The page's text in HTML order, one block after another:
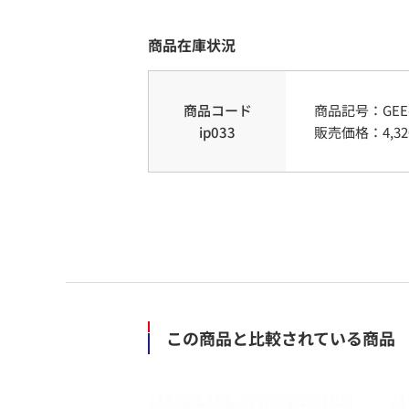
商品在庫状況
商品コード
ip033
商品記号：
販売価格：
この商品と比較されている商品